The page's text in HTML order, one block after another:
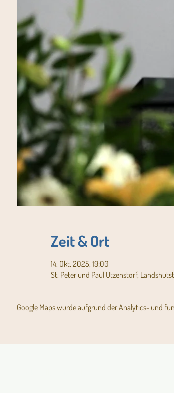
Zeit & Ort
14. Okt. 2025, 19:00
St. Peter und Paul Utzenstorf,
Google Maps wurde aufgrund der Analytics- und